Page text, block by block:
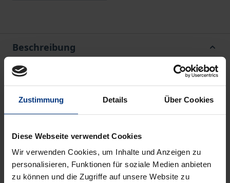
Zustimmung Details Über Cookies
Diese Webseite verwendet Cookies
Wir verwenden Cookies, um Inhalte und Anzeigen zu
personalisieren, Funktionen für soziale Medien anbieten
zu können und die Zugriffe auf unsere Website zu
Beschreibung
Die Zementindustrie in den reifen Märkten Europas,
homogenen Oligopols darstellt, ist durch
fallen zwischen einzelnen Märkten zum Teil in
direkter Nähe erhebliche Preisunterschiede auf,
obwohl grundsätzlich die Möglichkeit besteht, durch
Rückgriff auf Bahn bzw. Binnenschiff Zement auch